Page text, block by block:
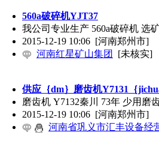
560a破碎机YJT37
我公司专业生产 560a破碎机 选
2015-12-19 10:06 [河南郑州市]
河南红星矿山集团
[未核实]
供应｛dm｝磨齿机Y7131｛
磨齿机 Y7132秦川 73年 少用磨
2015-12-19 10:06 [河南郑州市]
河南省巩义市汇丰设备经